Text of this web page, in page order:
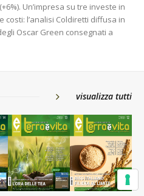
Un’impresa su tre investe in
l’analisi Coldiretti diffusa in
Oscar Green consegnati a
visualizza tutti